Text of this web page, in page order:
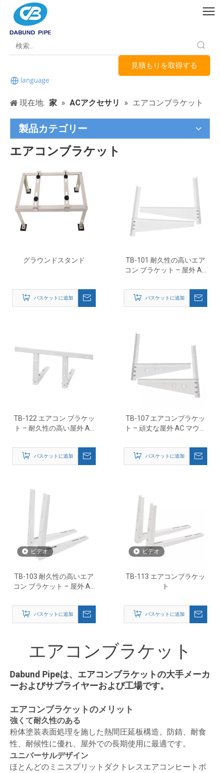
見積もりを取得する
現在地: 家 » ACアクセサリ » エアコンブラケット
製品カテゴリー
エアコンブラケット
グラウンドスタンド
バスケットに追加
TB-101 耐久性の高いエア
コン ブラケット – 屋外 AC
バスケットに追加
TB-122 エアコン ブラケッ
ト – 耐久性の高い屋外 AC
バスケットに追加
TB-107 エアコンブラケッ
ト – 頑丈な屋外 AC マウン
バスケットに追加
ビデオ
TB-103 耐久性の高いエア
コン ブラケット – 屋外 AC
バスケットに追加
ビデオ
TB-113 エアコンブラケッ
ト
バスケットに追加
エアコンブラケット
Dabund Pipeは、エアコンブラケットの大手メーカ
ーおよびサプライヤーおよび工場です。
エアコンブラケットのメリット
強くて耐久性のある
粉体塗装表面処理を施した熱間圧延板構造。防錆、耐食
性、耐候性に優れ、屋外での長期使用に最適です。
ユニバーサルデザイン
ほとんどのミニスプリットダクトレスエアコンヒートポ